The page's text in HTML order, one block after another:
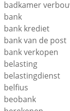
badkamer
bank
bank krediet
bank van de post
bank verkopen
belasting
belastingdienst
belfius
beobank